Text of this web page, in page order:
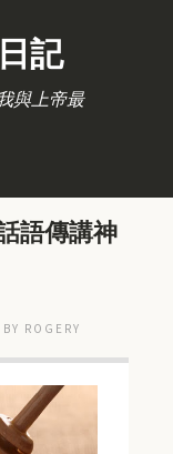
記
與上帝最
語傳講神
ROGERY